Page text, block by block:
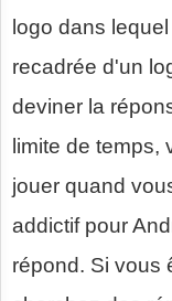
logo dans
recadrée d'un
deviner la
limite de temps,
jouer quand
addictif pour
répond. Si vous